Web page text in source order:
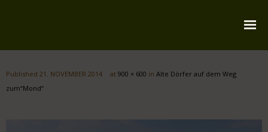
Über mich
Published 21. NOVEMBER 2014 at 900 × 600 in Alte Dörfer auf dem Weg
zum“Mond“